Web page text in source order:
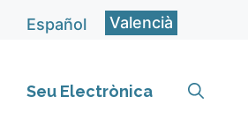
Español Valencià
Seu Electrònica